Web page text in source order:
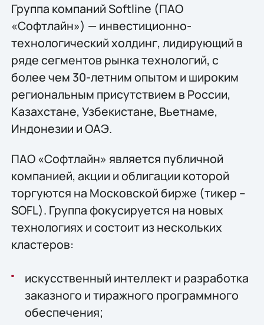
Группа компаний Softline (ПАО
«Софтлайн») — инвестиционно-
технологический холдинг, лидирующий в
ряде сегментов рынка технологий, c
более чем 30-летним опытом и широким
региональным присутствием в России,
Казахстане, Узбекистане, Вьетнаме,
Индонезии и ОАЭ.
ПАО «Софтлайн» является публичной
компанией, акции и облигации которой
торгуются на Московской бирже (тикер –
SOFL). Группа фокусируется на новых
технологиях и состоит из нескольких
кластеров:
искусственный интеллект и разработка
заказного и тиражного программного
обеспечения;